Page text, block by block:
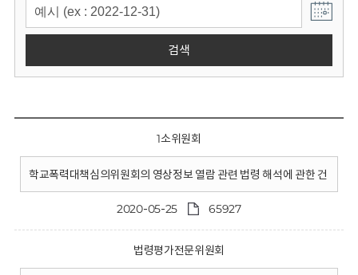
검색
1소위원회
학교폭력대책심의위원회의 영상정보 열람 관련 법령 해석에 관한 건
2020-05-25 65927
법령평가전문위원회